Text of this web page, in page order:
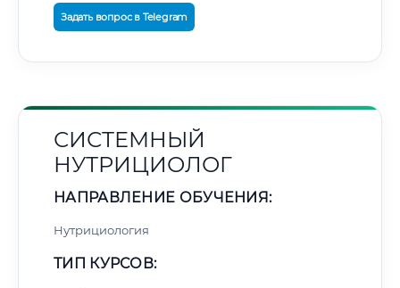
Задать вопрос в Telegram
СИСТЕМНЫЙ
НУТРИЦИОЛОГ
НАПРАВЛЕНИЕ ОБУЧЕНИЯ:
Нутрициология
ТИП КУРСОВ: